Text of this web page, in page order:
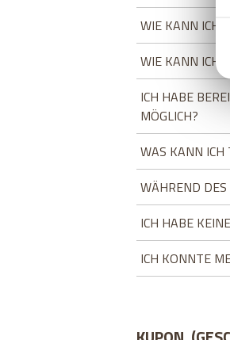
WIE KANN ICH
WIE KANN ICH
ICH HABE
MÖGLICH?
WAS KANN ICH
WÄHREND DES
ICH HABE
ICH KONNTE